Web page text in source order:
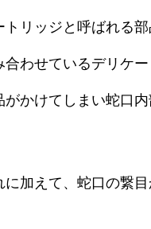
リッジと呼ばれる部
わせているデリケー
かけてしまい蛇口
加えて、蛇口の繋